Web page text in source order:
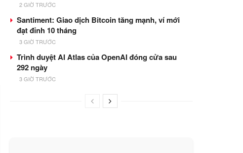
2 GIỜ TRƯỚC
Santiment: Giao dịch Bitcoin tăng mạnh, ví mới
đạt đỉnh 10 tháng
3 GIỜ TRƯỚC
Trình duyệt AI Atlas của OpenAI đóng cửa sau
292 ngày
3 GIỜ TRƯỚC